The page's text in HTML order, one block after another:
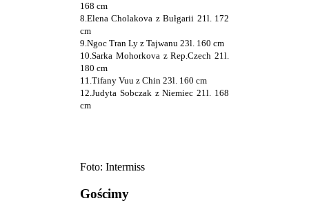
168 cm
8.Elena Cholakova z Bułgarii 21l. 172
cm
9.Ngoc Tran Ly z Tajwanu 23l. 160 cm
10.Sarka Mohorkova z Rep.Czech 21l.
180 cm
11.Tifany Vuu z Chin 23l. 160 cm
12.Judyta Sobczak z Niemiec 21l. 168
cm
Foto: Intermiss
Gościmy